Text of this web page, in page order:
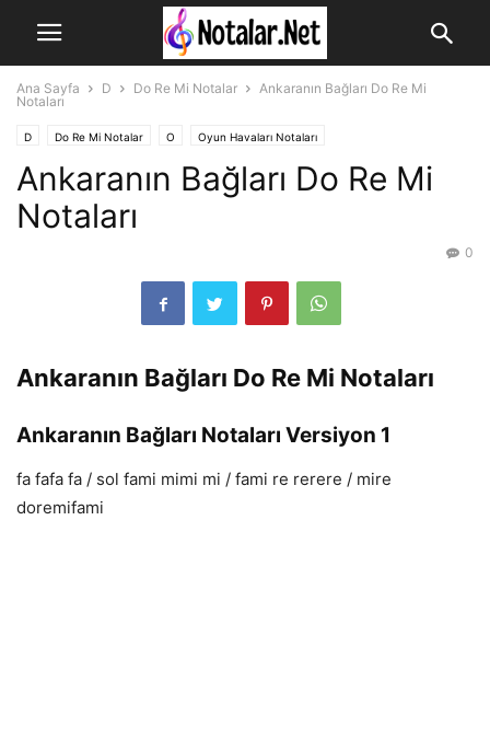
Ana Sayfa D Do Re Mi Notalar
Ankaranın Bağları Do Re Mi
Notaları
D Do Re Mi Notalar O Oyun Havaları Notaları
Ankaranın Bağları Do Re Mi
Notaları
0
Ankaranın Bağları Do Re Mi Notaları
Ankaranın Bağları Notaları Versiyon 1
fa fafa fa / sol fami mimi mi / fami re rerere / mire
doremifami